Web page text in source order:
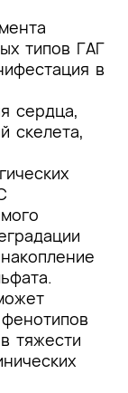
типов ГАГ
в
сердца,
скелета,
тяжести